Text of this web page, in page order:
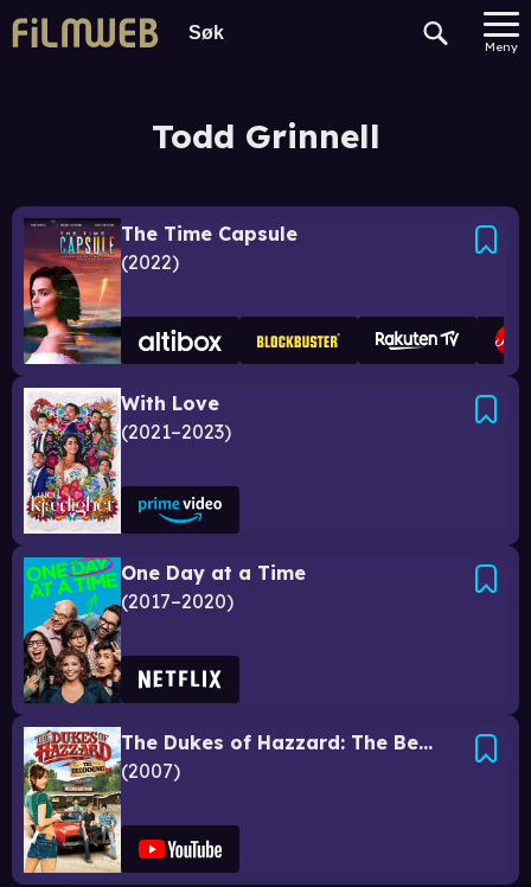
Meny
Todd Grinnell
The Time Capsule
2022
With Love
2021–2023
One Day at a Time
2017–2020
The Dukes of Hazzard: The Beginning
2007